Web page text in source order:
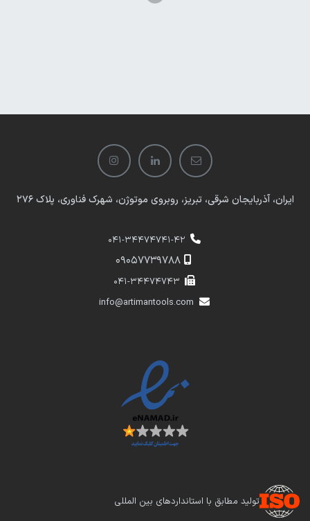
ایران، آذربایجان شرقی، تبریز، روبروی موتوژن، شهرک فناوری، پلاک 276
041-34474741-42
​​09057739788
041-34474743
info@artimantools.com
تولید مطابق با استانداردهای بین المللی